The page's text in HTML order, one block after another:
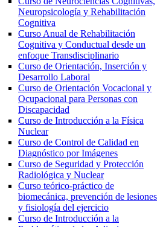
Neuropsicología y Rehabilitación
Cognitiva
Curso Anual de Rehabilitación
Cognitiva y Conductual desde un
enfoque Transdisciplinario
Curso de Orientación, Inserción y
Desarrollo Laboral
Curso de Orientación Vocacional y
Ocupacional para Personas con
Discapacidad
Curso de Introducción a la Física
Nuclear
Curso de Control de Calidad en
Diagnóstico por Imágenes
Curso de Seguridad y Protección
Radiológica y Nuclear
Curso teórico-práctico de
biomecánica, prevención de lesiones
y fisiología del ejercicio
Curso de Introducción a la